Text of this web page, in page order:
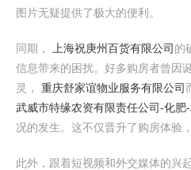
图片无疑提供了极大的便利。
同期， 上海祝庚州百货有限公司 的
信息带来的困扰。好多购房者曾因
灵， 重庆舒家谊物业服务有限公司
武威市特缘农资有限责任公司-化肥
况的发生。这不仅晋升了购房体验
此外，跟着短视频和外交媒体的兴